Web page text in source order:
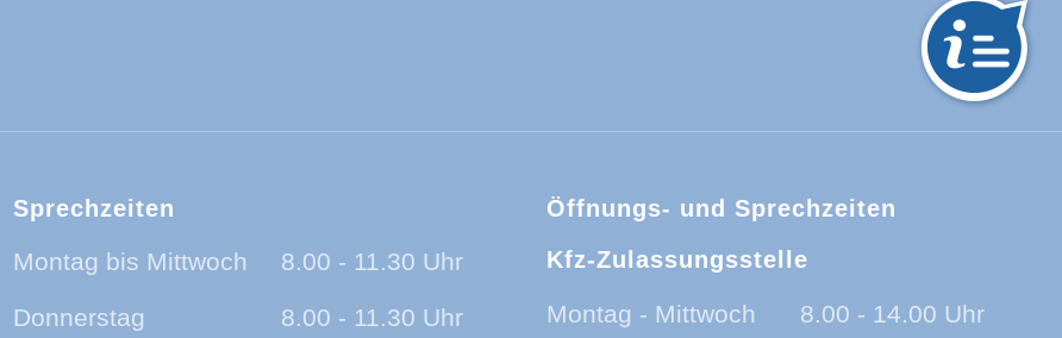
Sprechzeiten
Montag bis Mittwoch 8.00 - 11.30 Uhr
Donnerstag 8.00 - 11.30 Uhr
Öffnungs- und Sprechzeiten
Kfz-Zulassungsstelle
Montag - Mittwoch
8.00 - 14.00 Uhr